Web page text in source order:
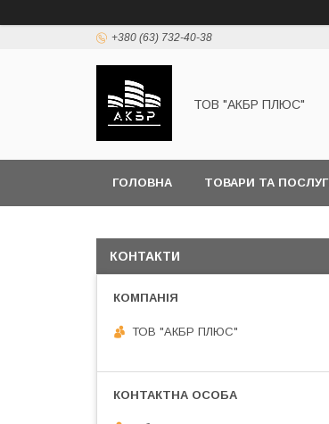
+380 (63) 732-40-38
ТОВ "АКБР ПЛЮС"
ГОЛОВНА ТОВАРИ ТА
КОНТАКТИ
ТОВ "АКБР ПЛЮС"